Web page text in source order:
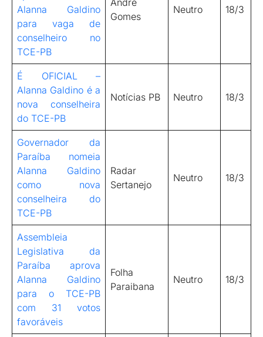
Alanna Galdino
para vaga de
conselheiro no
TCE-PB
André
Gomes
Neutro 18/3
É OFICIAL –
Alanna Galdino é a
nova conselheira
do TCE-PB
Notícias PB Neutro 18/3
Governador da
Paraíba nomeia
Alanna Galdino
como nova
conselheira do
TCE-PB
Radar
Sertanejo
Neutro 18/3
Assembleia
Legislativa da
Paraíba aprova
Alanna Galdino
para o TCE-PB
com 31 votos
favoráveis
Folha
Paraibana
Neutro 18/3